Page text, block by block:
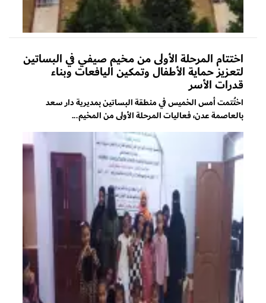
اختتام المرحلة الأولى من مخيم صيفي في البساتين
لتعزيز حماية الأطفال وتمكين اليافعات وبناء
قدرات الأسر
اختُتمت أمس الخميس في منطقة البساتين بمديرية دار سعد
بالعاصمة عدن، فعاليات المرحلة الأولى من المخيم...